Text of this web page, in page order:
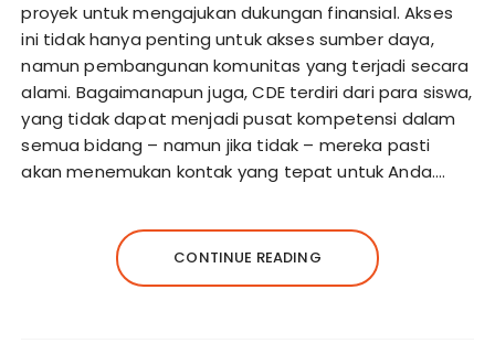
proyek untuk mengajukan dukungan finansial. Akses
ini tidak hanya penting untuk akses sumber daya,
namun pembangunan komunitas yang terjadi secara
alami. Bagaimanapun juga, CDE terdiri dari para siswa,
yang tidak dapat menjadi pusat kompetensi dalam
semua bidang – namun jika tidak – mereka pasti
akan menemukan kontak yang tepat untuk Anda.…
CONTINUE READING